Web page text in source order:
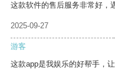
这款软件的售后服务非常好，
2025-09-27
游客
这款app是我娱乐的好帮手，